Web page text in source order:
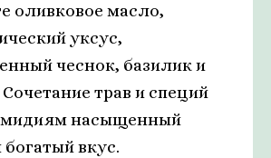
оливковое масло,
уксус,
чеснок, базилик и
Сочетание трав и специй
мидиям насыщенный
богатый вкус.